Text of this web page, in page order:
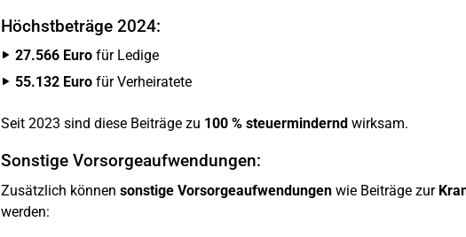
Höchstbeträge 2024:
27.566 Eurofür Ledige
55.132 Eurofür Verheiratete
Seit 2023 sind diese Beiträge zu 100 % steuerminderndwirksam.
Sonstige Vorsorgeaufwendungen:
Zusätzlich können sonstige Vorsorgeaufwendungenwie Beiträge zur
werden: